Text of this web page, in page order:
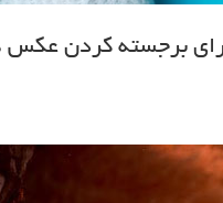
برای برجسته کردن عکس